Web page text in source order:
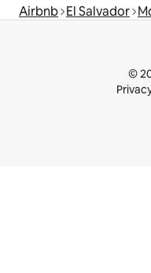
Airbnb El Salvador
©